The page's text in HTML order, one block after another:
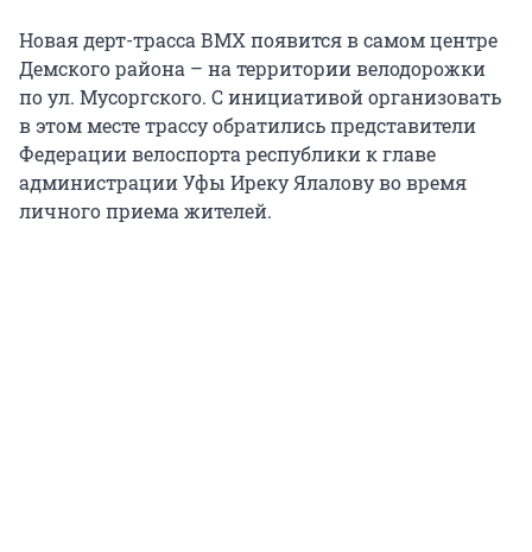
Новая дерт-трасса ВМХ появится в самом центре
Демского района – на территории велодорожки
по ул. Мусоргского. С инициативой организовать
в этом месте трассу обратились представители
Федерации велоспорта республики к главе
администрации Уфы Иреку Ялалову во время
личного приема жителей.